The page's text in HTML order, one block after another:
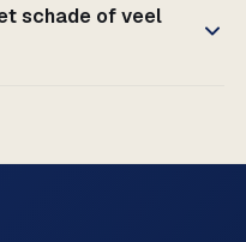
schade of veel